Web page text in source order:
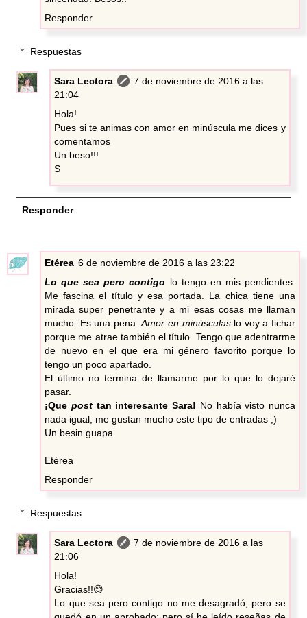
Responder
Respuestas
Sara Lectora
7 de noviembre de 2016 a las
21:04
Hola!
Pues si te animas con amor en minúscula me dices y
comentamos
Un beso!!!
S
Responder
Etérea 6 de noviembre de 2016 a las 23:22
Lo que sea pero contigo lo tengo en mis pendientes.
Me fascina el título y esa portada. La chica tiene una
mirada super penetrante y a mi esas cosas me llaman
mucho. Es una pena.Amor en minúsculaslo voy a fichar
porque me atrae también el título. Tengo que adentrarme
de nuevo en el que era mi género favorito porque lo
tengo un poco apartado.
El último no termina de llamarme por lo que lo dejaré
pasar.
¡Que posttan interesante Sara! No había visto nunca
nada igual, me gustan mucho este tipo de entradas ;)
Un besin guapa.
Etérea
Responder
Respuestas
Sara Lectora
7 de noviembre de 2016 a las
21:06
Hola!
Gracias!!😊
Lo que sea pero contigo no me desagradó, pero se